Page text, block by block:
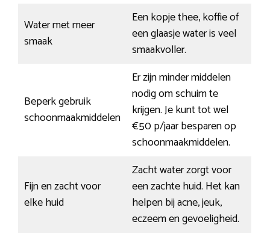
Water met meer
smaak
Een kopje thee, koffie of
een glaasje water is veel
smaakvoller.
Beperk gebruik
schoonmaakmiddelen
Er zijn minder middelen
nodig om schuim te
krijgen. Je kunt tot wel
€50 p/jaar besparen op
schoonmaakmiddelen.
Fijn en zacht voor
elke huid
Zacht water zorgt voor
een zachte huid. Het kan
helpen bij acne, jeuk,
eczeem en gevoeligheid.